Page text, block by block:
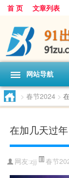
首 页 文章列表
网站导航
> 春节2024 >
在加几天过年
网友:zjj 春节